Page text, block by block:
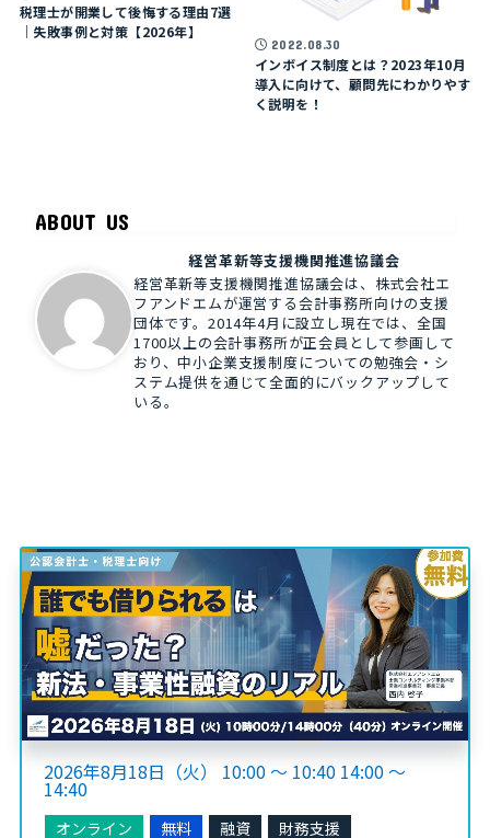
税理士が開業して後悔する理由7選
｜失敗事例と対策【2026年】
2022.08.30
インボイス制度とは？2023年10月
導入に向けて、顧問先にわかりやす
く説明を！
ABOUT US
経営革新等支援機関推進協議会
経営革新等支援機関推進協議会は、株式会社エ
フアンドエムが運営する会計事務所向けの支援
団体です。2014年4月に設立し現在では、全国
1700以上の会計事務所が正会員として参画して
おり、中小企業支援制度についての勉強会・シ
ステム提供を通じて全面的にバックアップして
いる。
2026年8月18日（火） 10:00 ～ 10:40 14:00 ～
14:40
オンライン 無料 融資 財務支援